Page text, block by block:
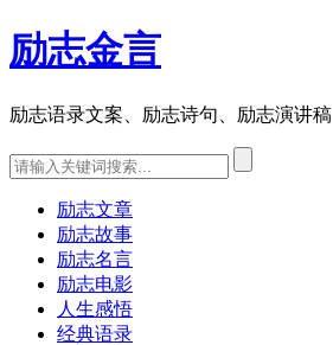
励志金言
励志语录文案、励志诗句、励志演讲稿
励志文章
励志故事
励志名言
励志电影
人生感悟
经典语录